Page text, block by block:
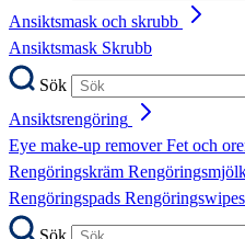
Ansiktsmask och skrubb
Ansiktsmask Skrubb
Sök
Ansiktsrengöring
Eye make-up removerFet och
Rengöringskräm
Rengöringspads Rengöringswipes